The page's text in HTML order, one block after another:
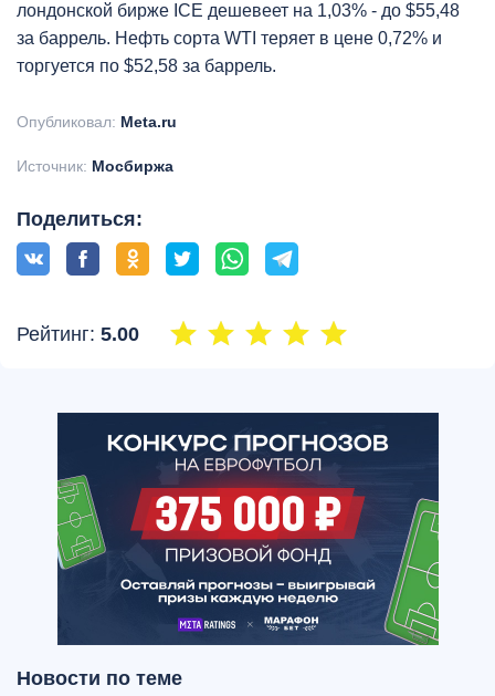
лондонской бирже ICE дешевеет на 1,03% - до $55,48
за баррель. Нефть сорта WTI теряет в цене 0,72% и
торгуется по $52,58 за баррель.
Опубликовал: Meta.ru
Источник: Мосбиржа
Поделиться:
Рейтинг: 5.00
Новости по теме